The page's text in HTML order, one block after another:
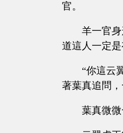
官。
羊一官
道這人一定是
“你這云
著葉真追問，
葉真微